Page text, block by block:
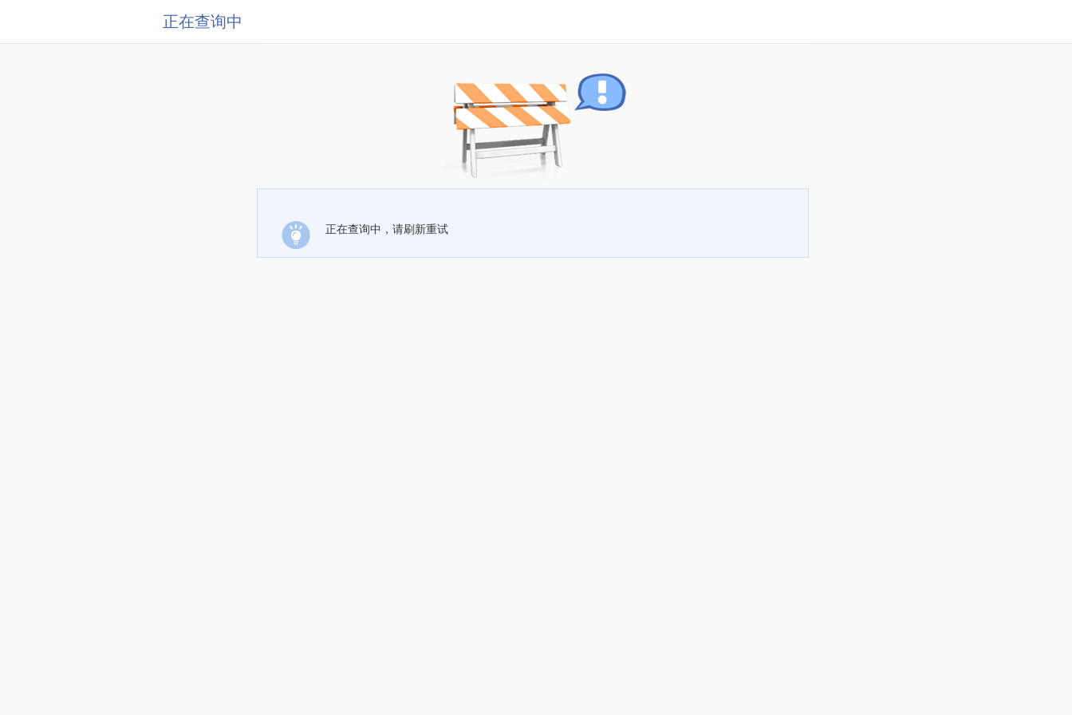
正在查询中
正在查询中，请刷新重试